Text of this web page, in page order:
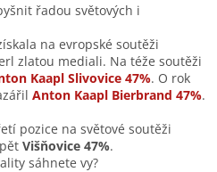
řadou světových i
na evropské soutěži
zlatou mediali. Na téže soutěži
Kaapl Slivovice 47%. O rok
Anton Kaapl Bierbrand 47%.
pozice na světové soutěži
Višňovice 47%.
sáhnete vy?